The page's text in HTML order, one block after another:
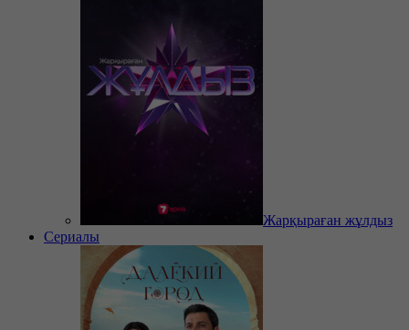
Жарқыраған жұлдыз
Сериалы